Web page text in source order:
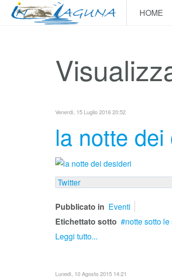
HOME
Venerdì, 15 Luglio 2016 20:52
la notte
Twitter
Pubblicato in Eventi
Etichettato sotto
notte sotto
Leggi tutto...
Lunedì, 10 Agosto 2015 14:21